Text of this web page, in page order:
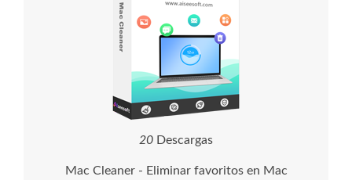
20 Descargas
Mac Cleaner - Eliminar favoritos en Mac